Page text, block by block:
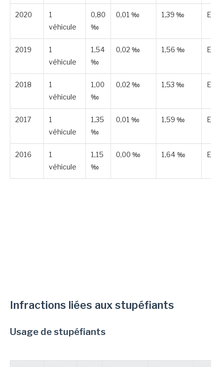
2020
1
véhicule
0,80
‰
0,01 ‰ 1,39 ‰
2019
1
véhicule
1,54
‰
0,02 ‰ 1,56 ‰
2018
1
véhicule
1,00
‰
0,02 ‰ 1,53 ‰
2017
1
véhicule
1,35
‰
0,01 ‰ 1,59 ‰
2016
1
véhicule
1,15
‰
0,00 ‰ 1,64 ‰
Infractions liées aux stupéfiants
Usage de stupéfiants